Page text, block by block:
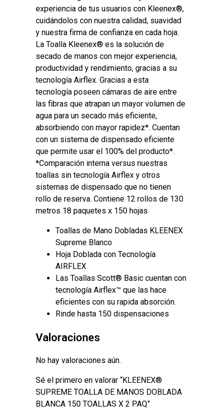
experiencia de tus usuarios con Kleenex®,
cuidándolos con nuestra calidad, suavidad
y nuestra firma de confianza en cada hoja.
La Toalla Kleenex® es la solución de
secado de manos con mejor experiencia,
productividad y rendimiento, gracias a su
tecnología Airflex. Gracias a esta
tecnología poseen cámaras de aire entre
las fibras que atrapan un mayor volumen de
agua para un secado más eficiente,
absorbiendo con mayor rapidez*. Cuentan
con un sistema de dispensado eficiente
que permite usar el 100% del producto*.
*Comparación interna versus nuestras
toallas sin tecnología Airflex y otros
sistemas de dispensado que no tienen
rollo de reserva. Contiene 12 rollos de 130
metros 18 paquetes x 150 hojas
Toallas de Mano Dobladas KLEENEX
Supreme Blanco
Hoja Doblada con Tecnología
AIRFLEX
Las Toallas Scott® Basic cuentan con
tecnología Airflex™ que las hace
eficientes con su rapida absorción.
Rinde hasta 150 dispensaciones
Valoraciones
No hay valoraciones aún.
Sé el primero en valorar “KLEENEX®
SUPREME TOALLA DE MANOS DOBLADA
BLANCA 150 TOALLAS X 2 PAQ”